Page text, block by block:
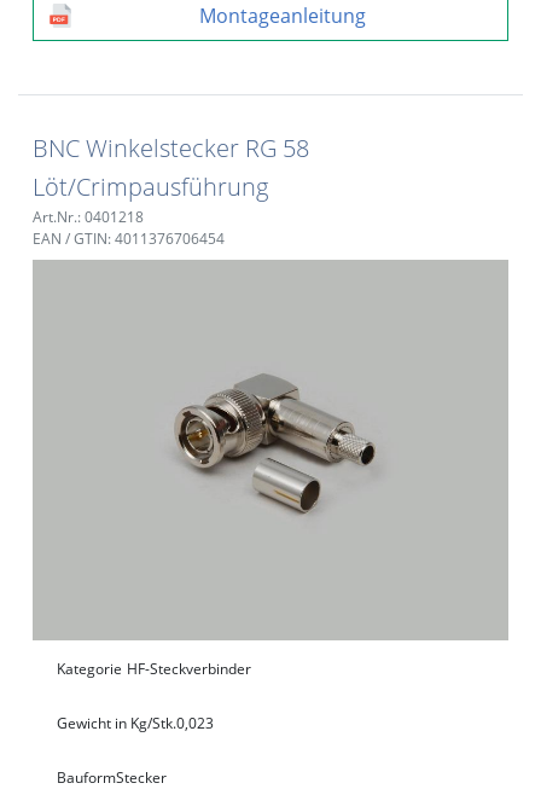
Montageanleitung
BNC Winkelstecker RG 58
Löt/Crimpausführung
Art.Nr.: 0401218
EAN / GTIN: 4011376706454
Kategorie HF-Steckverbinder
Gewicht in Kg/Stk.0,023
BauformStecker